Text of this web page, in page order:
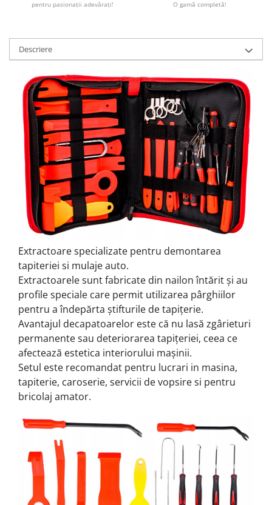
pentru pasionații adevărați! O gamă completă!
Descriere
Extractoare specializate pentru demontarea
tapiteriei si mulaje auto.
Extractoarele sunt fabricate din nailon întărit și au
profile speciale care permit utilizarea pârghiilor
pentru a îndepărta știfturile de tapițerie.
Avantajul decapatoarelor este că nu lasă zgârieturi
permanente sau deteriorarea tapițeriei, ceea ce
afectează estetica interiorului mașinii.
Setul este recomandat pentru lucrari in masina,
tapiterie, caroserie, servicii de vopsire si pentru
bricolaj amator.